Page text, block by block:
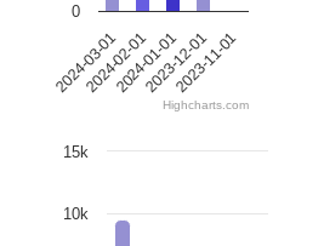
2024-03-01
2024-02-01
2024-01-01
2023-12-01
2023-11-01
0
Highcharts.com
10k
15k